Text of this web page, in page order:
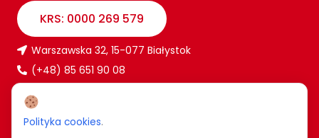
KRS: 0000 269 579
Warszawska 32, 15-077 Białystok
(+48) 85 651 90 08
bialystok@caritas.pl
Polityka cookies.